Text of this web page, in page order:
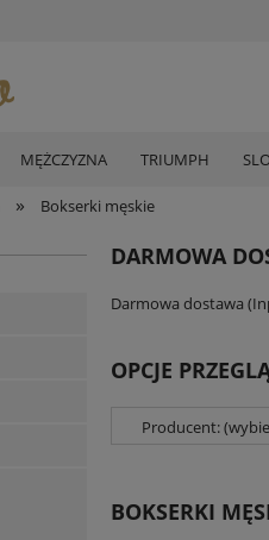
MĘŻCZYZNA TRIUMPH
» Bokserki męskie
DARMOWA
Darmowa dostawa
OPCJE
Producent:
BOKSERKI